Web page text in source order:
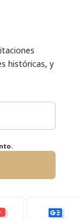
históricas, y